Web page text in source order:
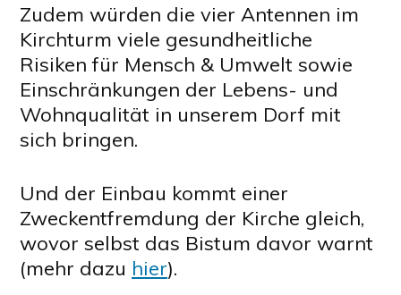
Zudem würden die vier Antennen im
Kirchturm viele gesundheitliche
Risiken für Mensch & Umwelt sowie
Einschränkungen der Lebens- und
Wohnqualität in unserem Dorf mit
sich bringen.
Und der Einbau kommt einer
Zweckentfremdung der Kirche gleich,
wovor selbst das Bistum davor warnt
(mehr dazu hier).